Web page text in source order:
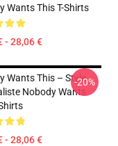
Wants This T-Shirts
- 28,06 €
Wants This – Style
Nobody Wants
- 28,06 €
-20%